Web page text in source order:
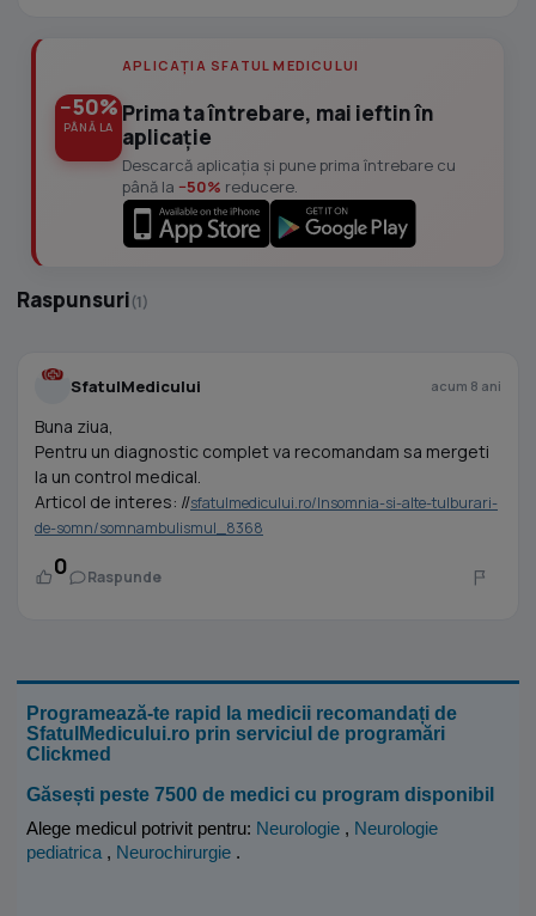
−50%
PÂNĂ LA
APLICAȚIA SFATUL MEDICULUI
Prima ta întrebare, mai ieftin în
aplicație
Descarcă aplicația și pune prima întrebare cu
până la −50% reducere.
Raspunsuri(1)
SfatulMedicului acum 8 ani
Buna ziua,
Pentru un diagnostic complet va recomandam sa mergeti
la un control medical.
Articol de interes: //sfatulmedicului.ro/Insomnia-si-alte-tulburari-
de-somn/somnambulismul_8368
0 Raspunde
Programează-te rapid la medicii recomandați de
SfatulMedicului.ro prin serviciul de programări
Clickmed
Găsești peste 7500 de medici cu program disponibil
Alege medicul potrivit pentru: Neurologie , Neurologie
pediatrica , Neurochirurgie .